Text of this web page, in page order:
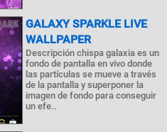
GALAXY SPARKLE LIVE
WALLPAPER
Descripción chispa galaxia es un
fondo de pantalla en vivo donde
las partículas se mueve a través
de la pantalla y superponer la
imagen de fondo para conseguir
un efe..